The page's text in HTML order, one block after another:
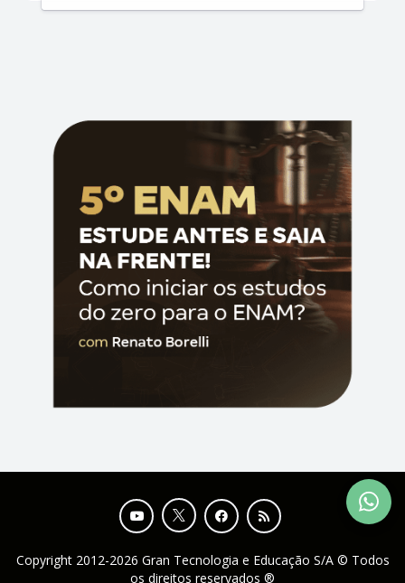
Copyright 2012-2026 Gran Tecnologia e Educação S/A © Todos
os direitos reservados ®